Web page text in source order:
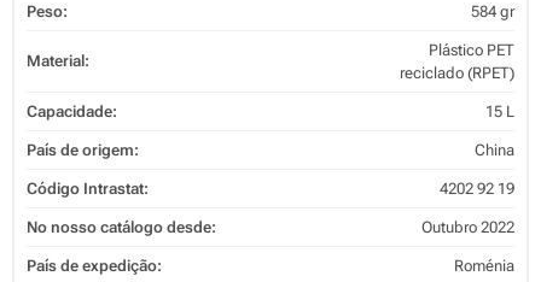
Peso: 584 gr
Material:
Plástico PET
reciclado (RPET)
Capacidade: 15 L
País de origem: China
Código Intrastat: 4202 92 19
No nosso catálogo desde: Outubro 2022
País de expedição: Roménia